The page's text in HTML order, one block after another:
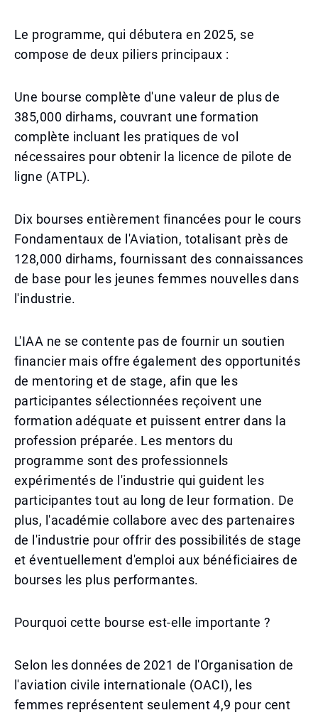
Le programme, qui débutera en 2025, se
compose de deux piliers principaux :
Une bourse complète d'une valeur de plus de
385,000 dirhams, couvrant une formation
complète incluant les pratiques de vol
nécessaires pour obtenir la licence de pilote de
ligne (ATPL).
Dix bourses entièrement financées pour le cours
Fondamentaux de l'Aviation, totalisant près de
128,000 dirhams, fournissant des connaissances
de base pour les jeunes femmes nouvelles dans
l'industrie.
L'IAA ne se contente pas de fournir un soutien
financier mais offre également des opportunités
de mentoring et de stage, afin que les
participantes sélectionnées reçoivent une
formation adéquate et puissent entrer dans la
profession préparée. Les mentors du
programme sont des professionnels
expérimentés de l'industrie qui guident les
participantes tout au long de leur formation. De
plus, l'académie collabore avec des partenaires
de l'industrie pour offrir des possibilités de stage
et éventuellement d'emploi aux bénéficiaires de
bourses les plus performantes.
Pourquoi cette bourse est-elle importante ?
Selon les données de 2021 de l'Organisation de
l'aviation civile internationale (OACI), les
femmes représentent seulement 4,9 pour cent